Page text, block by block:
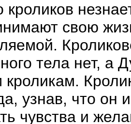
кроликов
свою
тела нет, а
узнав, что он
чувства и